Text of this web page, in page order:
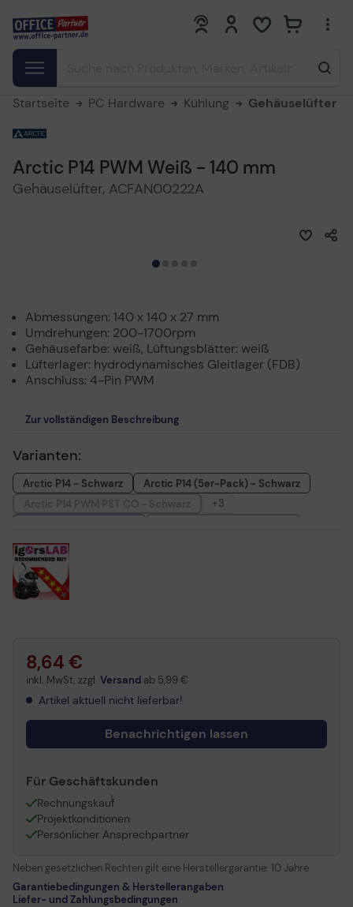
0 0
Startseite PC Hardware Kühlung Gehäuselüfter
Arctic P14 PWM Weiß - 140 mm
Gehäuselüfter, ACFAN00222A
Abmessungen: 140 x 140 x 27 mm
Umdrehungen: 200-1700rpm
Gehäusefarbe: weiß, Lüftungsblätter: weiß
Lüfterlager: hydrodynamisches Gleitlager (FDB)
Anschluss: 4-Pin PWM
Zur vollständigen Beschreibung
Varianten:
Arctic P14 - Schwarz
Arctic P14 (5er-Pack) - Schwarz
+3
Arctic P14 PWM PST - Weiß/Transparent
8,64 €
inkl. MwSt. zzgl. Versand ab 5,99 €
Artikel aktuell nicht lieferbar!
Benachrichtigen lassen
Für Geschäftskunden
Rechnungskauf
1
Projektkonditionen
Persönlicher Ansprechpartner
Neben gesetzlichen Rechten gilt eine Herstellergarantie: 10 Jahre
Garantiebedingungen & Herstellerangaben
Liefer- und Zahlungsbedingungen